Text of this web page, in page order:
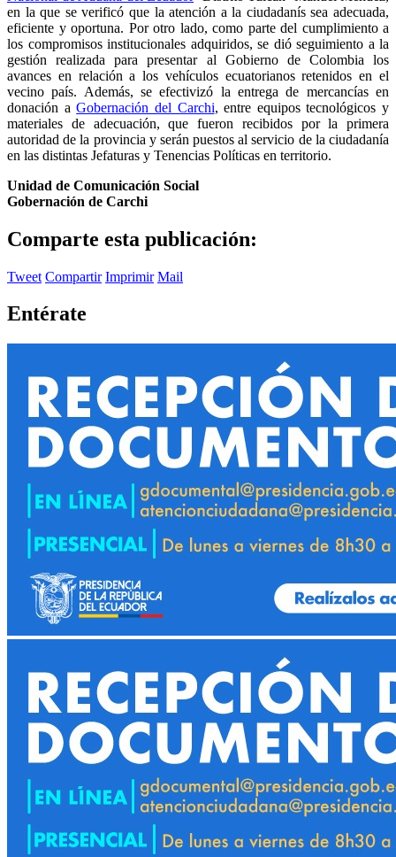
en la que se verificó que la atención a la ciudadanís sea adecuada,
eficiente y oportuna. Por otro lado, como parte del cumplimiento a
los compromisos institucionales adquiridos, se dió seguimiento a la
gestión realizada para presentar al Gobierno de Colombia los
avances en relación a los vehículos ecuatorianos retenidos en el
vecino país. Además, se efectivizó la entrega de mercancías en
donación aGobernación del Carchi, entre equipos tecnológicos y
materiales de adecuación, que fueron recibidos por la primera
autoridad de la provincia y serán puestos al servicio de la ciudadanía
en las distintas Jefaturas y Tenencias Políticas en territorio.
Unidad de Comunicación Social
Gobernación de Carchi
Comparte esta publicación:
Tweet Compartir Imprimir Mail
Entérate